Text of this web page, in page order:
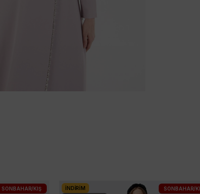
SONBAHAR/KIŞ İNDIRIM SONBAHAR/